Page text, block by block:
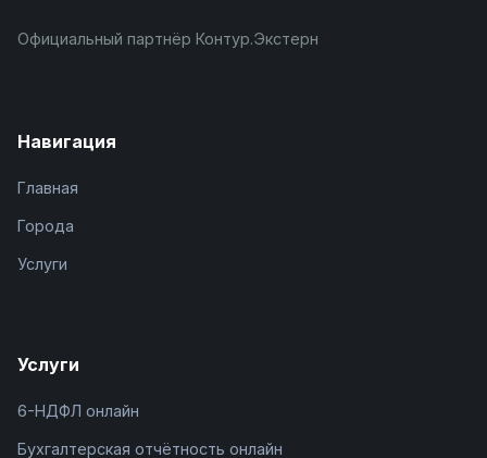
Официальный партнёр Контур.Экстерн
Навигация
Главная
Города
Услуги
Услуги
6-НДФЛ онлайн
Бухгалтерская отчётность онлайн